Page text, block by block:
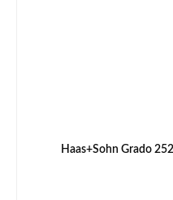
Haas+Sohn Grado